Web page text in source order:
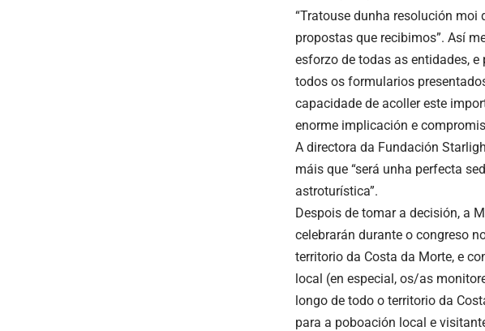
“Tratouse dunha resolución
propostas que recibimos”. Así
esforzo de todas as entidades,
todos os formularios
capacidade de acoller este
enorme implicación e
A directora da Fundación
máis que “será unha perfecta
astroturística”.
Despois de tomar a decisión, a
celebrarán durante o congreso
territorio da Costa da Morte, e
local (en especial, os/as
longo de todo o territorio da
para a poboación local e